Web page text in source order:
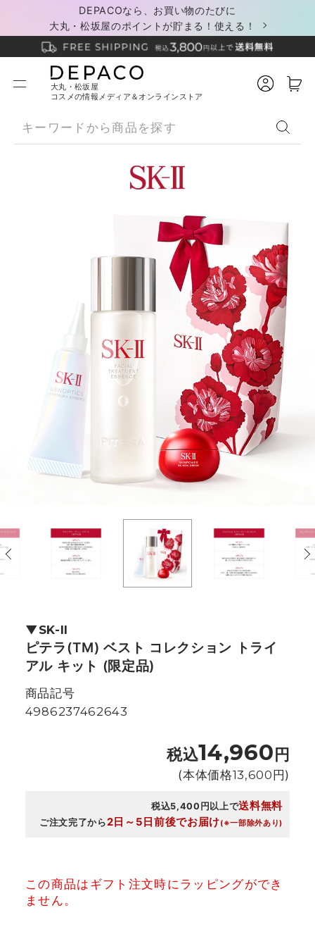
DEPACOなら、お買い物のたびに
大丸・松坂屋のポイントが貯まる！使える！
大丸・松坂屋
コスメの情報メディア＆オンラインストア
SK-II
ピテラ(TM) ベスト コレクション トライ
アル キット (限定品)
商品記号
4986237462643
税込14,960円
(本体価格13,600円)
税込5,400円以上で送料無料
ご注文完了から2日～5日前後でお届け(※一部除外あり)
この商品はギフト注文時にラッピングができ
ません。